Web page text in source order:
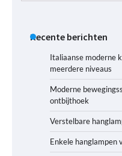
Recente berichten
Italiaanse moderne
meerdere niveaus
Moderne
ontbijthoek
Verstelbare
Enkele